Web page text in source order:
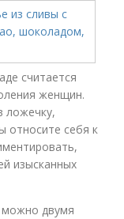
считается
женщин.
ложечку,
относите себя к
изысканных
можно двумя